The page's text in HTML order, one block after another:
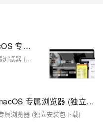
Apple Safari 26.0.1 发布 - macOS 专属浏览器 (独立安装包下载)
Apple Safari 26.0.1 发布 - macOS 专属浏览器 (独立安装包下载)
Apple Safari 26 正式版发布 - macOS 专属浏览器 (独立安装包下载)
属浏览器 (独立安装包下载)